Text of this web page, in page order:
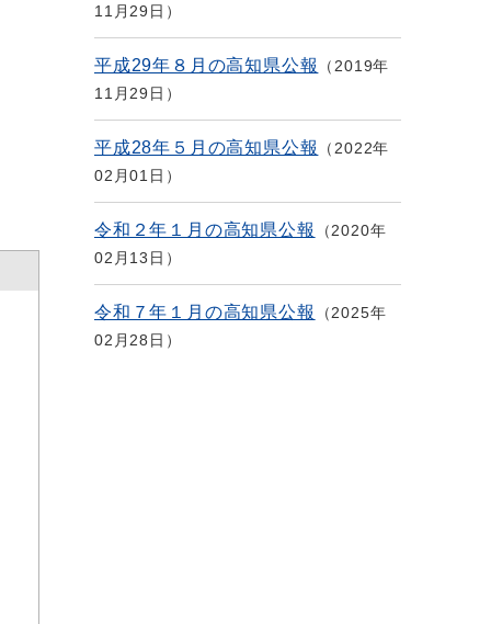
11月29日
平成29年８月の高知県公報
2019年
11月29日
平成28年５月の高知県公報
2022年
02月01日
令和２年１月の高知県公報
2020年
02月13日
令和７年１月の高知県公報
2025年
02月28日